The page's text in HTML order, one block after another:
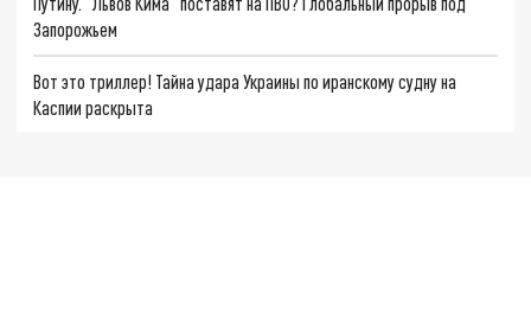
Запорожьем
Вот это триллер! Тайна удара Украины по иранскому судну на
Каспии раскрыта